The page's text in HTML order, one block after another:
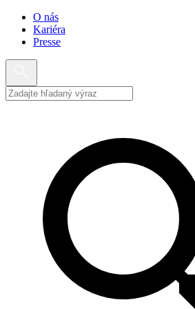
O nás
Kariéra
Presse